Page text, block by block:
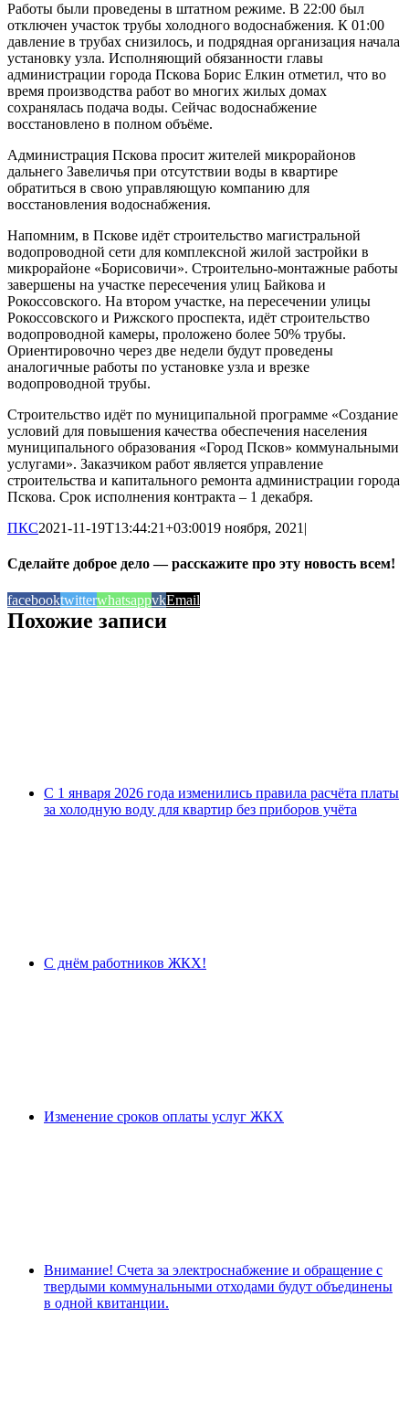
Работы были проведены в штатном режиме. В 22:00 был
отключен участок трубы холодного водоснабжения. К 01:00
давление в трубах снизилось, и подрядная организация начала
установку узла. Исполняющий обязанности главы
администрации города Пскова Борис Елкин отметил, что во
время производства работ во многих жилых домах
сохранялась подача воды. Сейчас водоснабжение
восстановлено в полном объёме.
Администрация Пскова просит жителей микрорайонов
дальнего Завеличья при отсутствии воды в квартире
обратиться в свою управляющую компанию для
восстановления водоснабжения.
Напомним, в Пскове идёт строительство магистральной
водопроводной сети для комплексной жилой застройки в
микрорайоне «Борисовичи». Строительно-монтажные работы
завершены на участке пересечения улиц Байкова и
Рокоссовского. На втором участке, на пересечении улицы
Рокоссовского и Рижского проспекта, идёт строительство
водопроводной камеры, проложено более 50% трубы.
Ориентировочно через две недели будут проведены
аналогичные работы по установке узла и врезке
водопроводной трубы.
Строительство идёт по муниципальной программе «Создание
условий для повышения качества обеспечения населения
муниципального образования «Город Псков» коммунальными
услугами». Заказчиком работ является управление
строительства и капитального ремонта администрации города
Пскова. Срок исполнения контракта – 1 декабря.
ПКС2021-11-19T13:44:21+03:0019 ноября, 2021 |
Сделайте доброе дело — расскажите про эту новость всем!
facebooktwitterwhatsappvkEmail
Похожие записи
С 1 января 2026 года изменились правила расчёта платы
за холодную воду для квартир без приборов учёта
С днём работников ЖКХ!
Изменение сроков оплаты услуг ЖКХ
Внимание! Счета за электроснабжение и обращение с
твердыми коммунальными отходами будут объединены
в одной квитанции.